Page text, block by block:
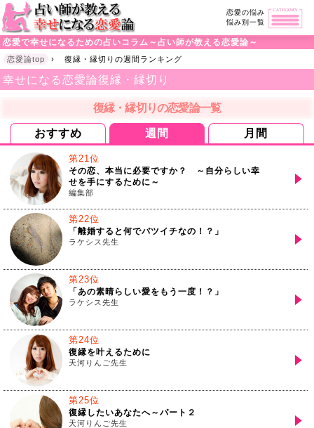
恋愛の悩み
悩み別一覧
恋愛で幸せになるための占いコラム～占い師が教える恋愛論～
恋愛論top › 復縁・縁切りの週間ランキング
幸せになる恋愛論復縁・縁切り
復縁・縁切りの恋愛論一覧
おすすめ 週間 月間
第21位
その恋、本当に必要ですか？ ～自分らしい幸
せを手にするために～
編集部
第22位
「離婚すると何でバツイチなの！？」
ラケシス先生
第23位
「あの素晴らしい愛をもう一度！？」
ラケシス先生
第24位
復縁を叶えるために
天河りんご先生
第25位
復縁したいあなたへ～パート２
天河りんご先生